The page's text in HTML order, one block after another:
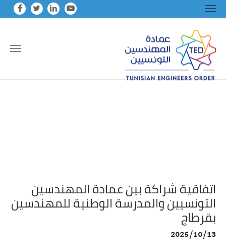
اتفاقية شراكة بين عمادة المهندسين
التونسيين والمدرسة الوطنية للمهندسين
بقرطاج
2025/10/13